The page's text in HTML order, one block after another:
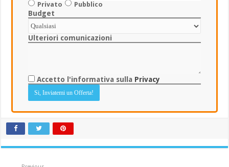
Privato Pubblico
Budget
Ulteriori comunicazioni
Accetto l'informativa sulla Privacy